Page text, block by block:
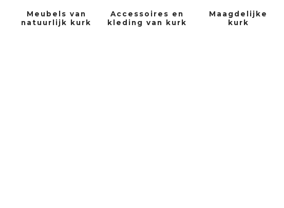
Meubels van
natuurlijk kurk
Accessoires en
kleding van kurk
Maagdelijke
kurk